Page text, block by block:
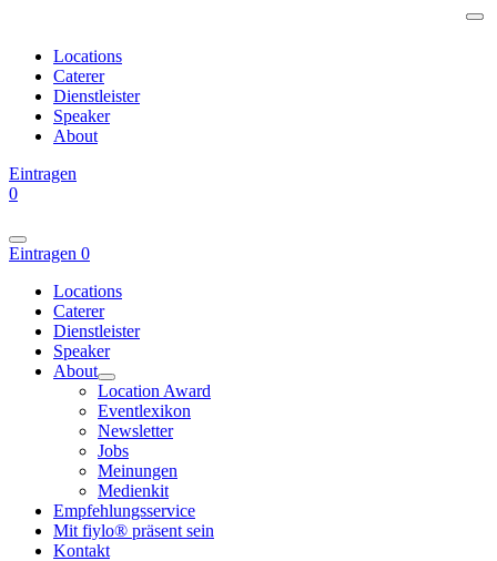
Locations
Caterer
Dienstleister
Speaker
About
Eintragen
0
Eintragen 0
Locations
Caterer
Dienstleister
Speaker
About
Location Award
Eventlexikon
Newsletter
Jobs
Meinungen
Medienkit
Empfehlungsservice
Mit fiylo® präsent sein
Kontakt